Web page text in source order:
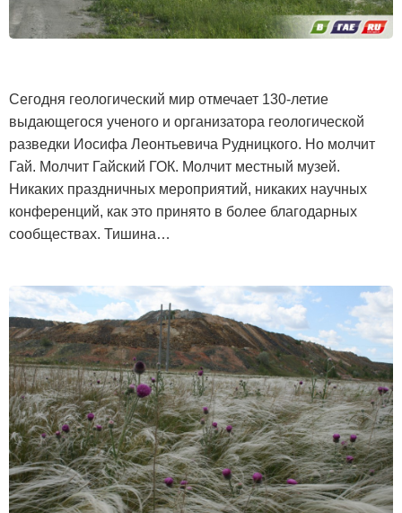
Сегодня геологический мир отмечает 130-летие
выдающегося ученого и организатора геологической
разведки Иосифа Леонтьевича Рудницкого. Но молчит
Гай. Молчит Гайский ГОК. Молчит местный музей.
Никаких праздничных мероприятий, никаких научных
конференций, как это принято в более благодарных
сообществах. Тишина…